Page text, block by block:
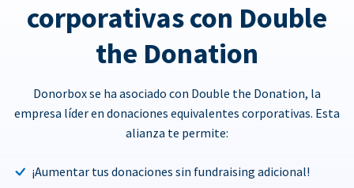
corporativas con Double
the Donation
Donorbox se ha asociado con Double the Donation, la
empresa líder en donaciones equivalentes corporativas. Esta
alianza te permite:
¡Aumentar tus donaciones sin fundraising adicional!